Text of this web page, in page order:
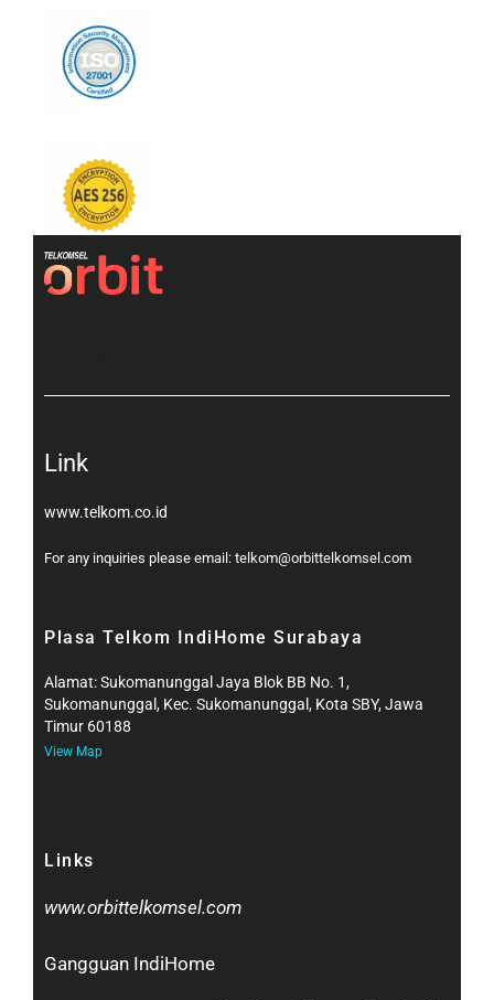
Link
www.telkom.co.id
For any inquiries please email: telkom@orbittelkomsel.com
Plasa Telkom IndiHome Surabaya
Alamat: Sukomanunggal Jaya Blok BB No. 1,
Sukomanunggal, Kec. Sukomanunggal, Kota SBY, Jawa
Timur 60188
View Map
Links
www.orbittelkomsel.com
Gangguan IndiHome